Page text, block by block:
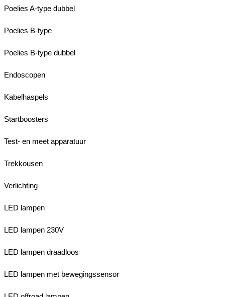
Poelies A-type dubbel
Poelies B-type
Poelies B-type dubbel
Endoscopen
Kabelhaspels
Startboosters
Test- en meet apparatuur
Trekkousen
Verlichting
LED lampen
LED lampen 230V
LED lampen draadloos
LED lampen met bewegingssensor